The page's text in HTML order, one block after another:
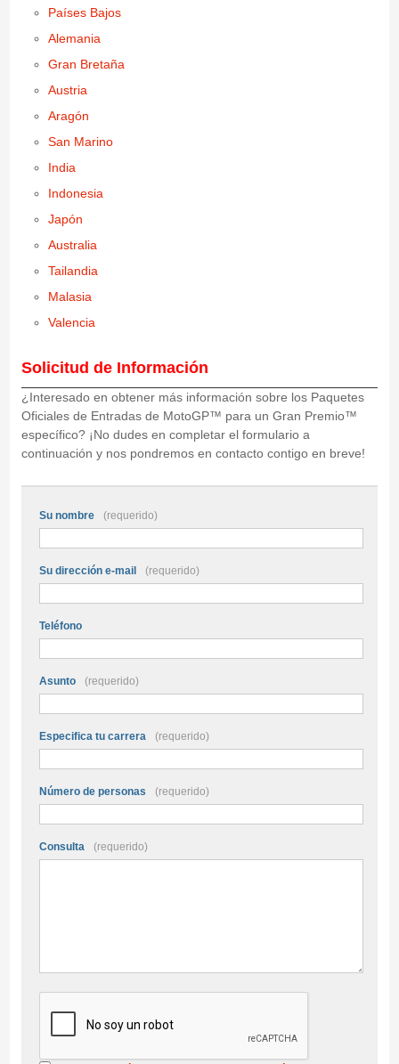
Países Bajos
Alemania
Gran Bretaña
Austria
Aragón
San Marino
India
Indonesia
Japón
Australia
Tailandia
Malasia
Valencia
Solicitud de Información
¿Interesado en obtener más información sobre los Paquetes
Oficiales de Entradas de MotoGP™ para un Gran Premio™
específico? ¡No dudes en completar el formulario a
continuación y nos pondremos en contacto contigo en breve!
Contact form
Su nombre (requerido)
Su dirección e-mail (requerido)
Teléfono
Asunto (requerido)
Especifica tu carrera (requerido)
Número de personas (requerido)
Consulta (requerido)